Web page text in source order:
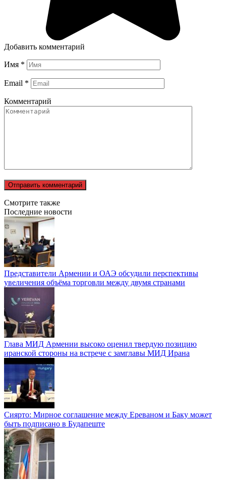
Добавить комментарий
Имя *
Email *
Комментарий
Смотрите также
Последние новости
Представители Армении и ОАЭ обсудили перспективы
увеличения объёма торговли между двумя странами
Глава МИД Армении высоко оценил твердую позицию
иранской стороны на встрече с замглавы МИД Ирана
Сиярто: Мирное соглашение между Ереваном и Баку может
быть подписано в Будапеште